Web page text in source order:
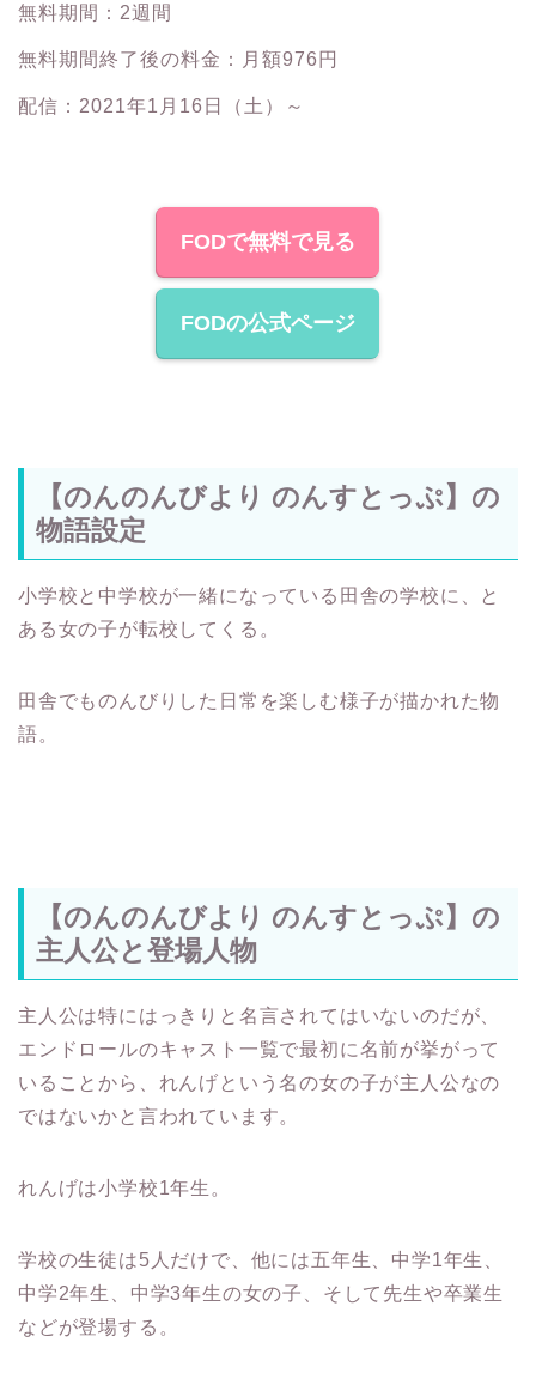
無料期間：2週間
無料期間終了後の料金：月額976円
配信：2021年1月16日（土）～
FODで無料で見る
FODの公式ページ
【のんのんびより のんすとっぷ】の
物語設定
小学校と中学校が一緒になっている田舎の学校に、と
ある女の子が転校してくる。
田舎でものんびりした日常を楽しむ様子が描かれた物
語。
【のんのんびより のんすとっぷ】の
主人公と登場人物
主人公は特にはっきりと名言されてはいないのだが、
エンドロールのキャスト一覧で最初に名前が挙がって
いることから、れんげという名の女の子が主人公なの
ではないかと言われています。
れんげは小学校1年生。
学校の生徒は5人だけで、他には五年生、中学1年生、
中学2年生、中学3年生の女の子、そして先生や卒業生
などが登場する。